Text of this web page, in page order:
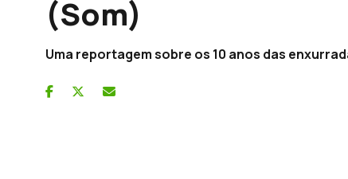
(Som)
Uma reportagem sobre os 10 anos das